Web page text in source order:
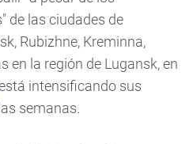
de las ciudades de
Rubizhne, Kreminna,
en la región de Lugansk, en
intensificando sus
semanas.